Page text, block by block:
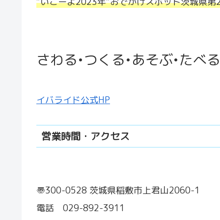
さわる•つくる•あそぶ•たべる
イバライド公式HP
営業時間・アクセス
〠300-0528 茨城県稲敷市上君山2060-1
電話 029-892-3911